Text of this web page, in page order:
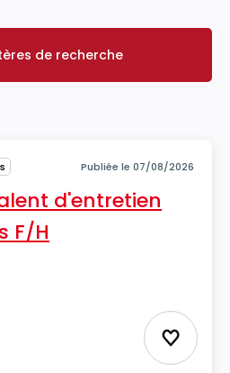
Vos critères de recherche
de recherche
Publiée le 07/08/2026
d'entretien
F/H
Ajouter